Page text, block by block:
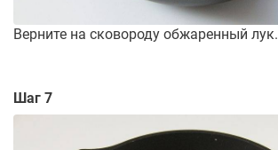
Верните на сковороду обжаренный лук.
Шаг 7